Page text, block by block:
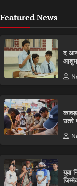
Featured News
द
उतरे
युवा